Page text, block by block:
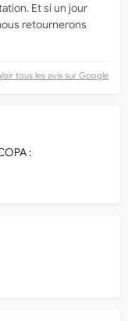
Et si un jour
retournerons
tous les avis sur Google
: